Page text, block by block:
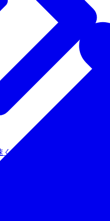
く・安く・省エネでこなす技